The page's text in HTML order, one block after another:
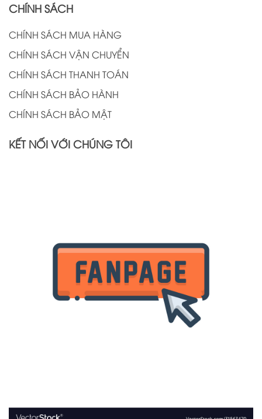
CHÍNH SÁCH
CHÍNH SÁCH MUA HÀNG
CHÍNH SÁCH VẬN CHUYỂN
CHÍNH SÁCH THANH TOÁN
CHÍNH SÁCH BẢO HÀNH
CHÍNH SÁCH BẢO MẬT
KẾT NỐI VỚI CHÚNG TÔI